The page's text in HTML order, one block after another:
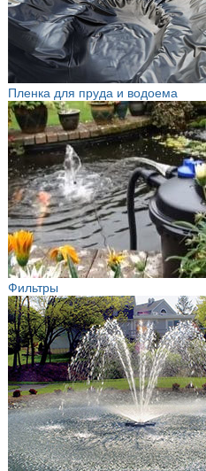
Пленка для пруда и водоема
Фильтры